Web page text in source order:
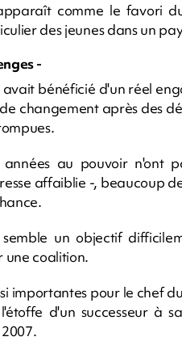
comme le favori
des jeunes dans un
-
bénéficié d'un réel
changement après des
au pouvoir n'ont
affaiblie -, beaucoup
un objectif
coalition.
importantes pour le chef
d'un successeur à